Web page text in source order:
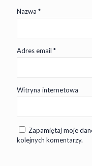
Nazwa *
Adres email *
Witryna internetowa
Zapamiętaj moje
kolejnych komentarzy.